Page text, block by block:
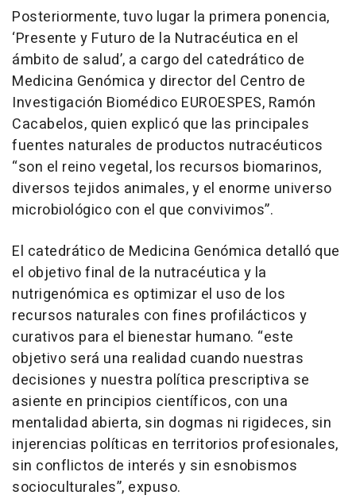
Posteriormente, tuvo lugar la primera ponencia,
‘Presente y Futuro de la Nutracéutica en el
ámbito de salud’, a cargo del catedrático de
Medicina Genómica y director del Centro de
Investigación Biomédico EUROESPES, Ramón
Cacabelos, quien explicó que las principales
fuentes naturales de productos nutracéuticos
“son el reino vegetal, los recursos biomarinos,
diversos tejidos animales, y el enorme universo
microbiológico con el que convivimos”.
El catedrático de Medicina Genómica detalló que
el objetivo final de la nutracéutica y la
nutrigenómica es optimizar el uso de los
recursos naturales con fines profilácticos y
curativos para el bienestar humano. “este
objetivo será una realidad cuando nuestras
decisiones y nuestra política prescriptiva se
asiente en principios científicos, con una
mentalidad abierta, sin dogmas ni rigideces, sin
injerencias políticas en territorios profesionales,
sin conflictos de interés y sin esnobismos
socioculturales”, expuso.